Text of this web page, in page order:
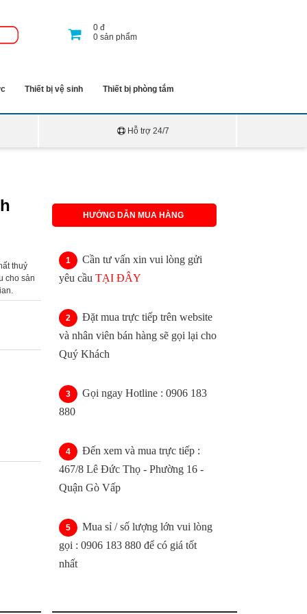
0đ
0sản phẩm
Thiết bị vệ sinh Thiết bị phòng tắm
Hỗ trợ 24/7
thuỷ
cho sản
HƯỚNG DẪN MUA HÀNG
Cần tư vấn xin vui lòng gửi
yêu cầu TẠI ĐÂY
Đặt mua trực tiếp trên website
và nhân viên bán hàng sẽ gọi lại cho
Quý Khách
Gọi ngay Hotline : 0906 183
880
Đến xem và mua trực tiếp :
467/8 Lê Đức Thọ - Phường 16 -
Quận Gò Vấp
Mua sỉ / số lượng lớn vui lòng
gọi : 0906 183 880 để có giá tốt
nhất